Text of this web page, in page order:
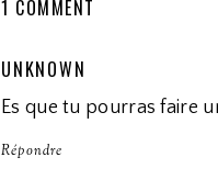
1 COMMENT
UNKNOWN
Es que tu pourras faire
Répondre